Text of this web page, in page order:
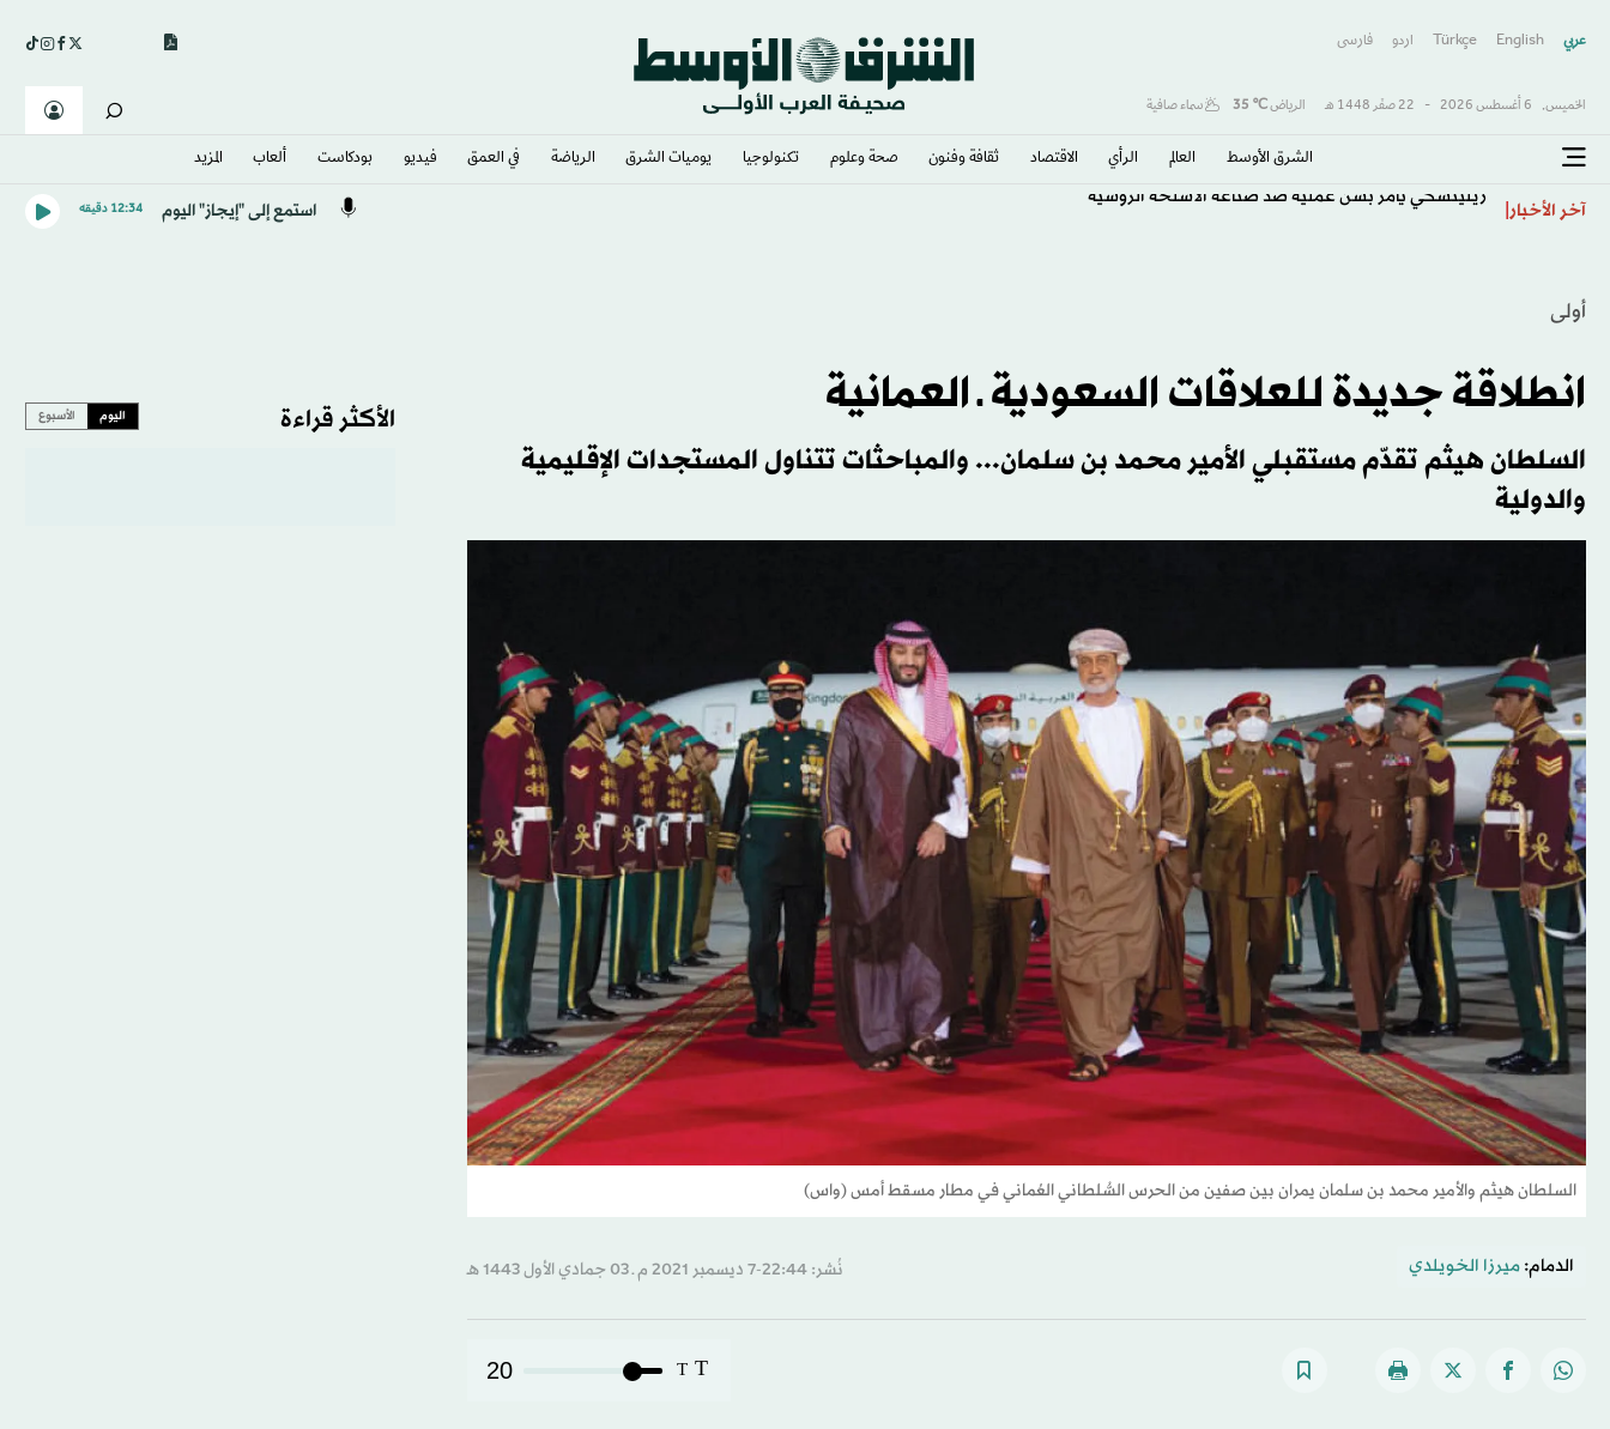
عربي English
Türkçe اردو فارسى
الخميس, 6 أغسطس 2026 - 22 صفَر 1448 هـ الرياض℃
35 سماء صافية
الشرق الأوسط​ العالم الرأي الاقتصاد ثقافة وفنون صحة وعلوم تكنولوجيا يوميات الشرق​ الرياضة في العمق فيديو بودكاست ألعاب المزيد
آخر الأخبار زيلينسكي يأمر بشن عملية ضد صناعة الأسلحة الروسية استمع إلى "إيجاز" اليوم 12:34 دقيقه
أولى
انطلاقة جديدة للعلاقات السعودية ـ العمانية
السلطان هيثم تقدّم مستقبلي الأمير محمد بن سلمان... والمباحثات تتناول المستجدات الإقليمية
والدولية
السلطان هيثم والأمير محمد بن سلمان يمران بين صفين من الحرس السُّلطاني العُماني في مطار مسقط أمس (واس)
الدمام: ميرزا الخويلدي نُشر: 22:44-7 ديسمبر 2021 م ـ 03 جمادي الأول 1443 هـ
T
T
20
الأكثر قراءة اليوم الأسبوع